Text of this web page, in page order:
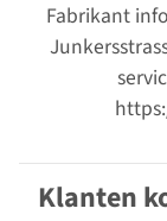
Fabrikant
Klanten